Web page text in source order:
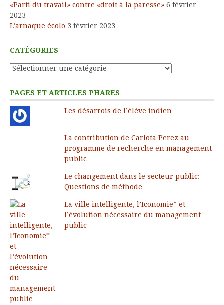
«Parti du travail» contre «droit à la paresse» 6 février
2023
L’arnaque écolo 3 février 2023
CATÉGORIES
Catégories
PAGES ET ARTICLES PHARES
Les désarrois de l’élève indien
La contribution de Carlota Perez au
programme de recherche en management
public
Le changement dans le secteur public:
Questions de méthode
La ville intelligente, l’Iconomie* et
l’évolution nécessaire du management
public